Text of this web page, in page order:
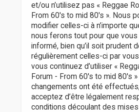
et/ou n’utilisez pas « Reggae
From 60's to mid 80's ». Nous
modifier celles-ci à n’importe
nous ferons tout pour que
informé, bien qu’il soit prudent
régulièrement celles-ci par
vous continuez d’utiliser «
Forum - From 60's to mid 80's
changements ont été
acceptez d’être légalement
conditions découlant des